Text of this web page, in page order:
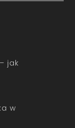
jak
w